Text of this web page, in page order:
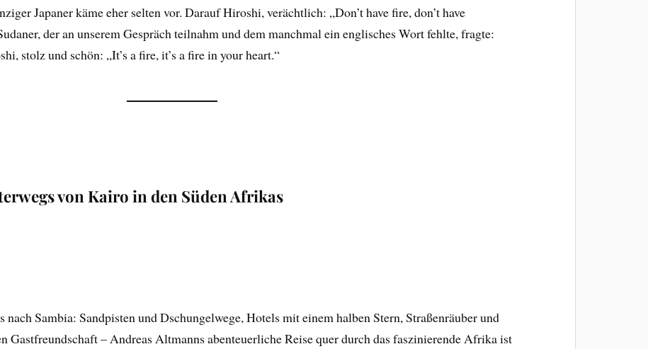
Japaner käme eher selten vor. Darauf Hiroshi, verächtlich: „Don’t have fire, don’t have
der an unserem Gespräch teilnahm und dem manchmal ein englisches Wort fehlte, fragte:
stolz und schön: „It’s a fire, it’s a fire in your heart.“
von Kairo in den Süden Afrikas
Sambia: Sandpisten und Dschungelwege, Hotels mit einem halben Stern, Straßenräuber und
Gastfreundschaft – Andreas Altmanns abenteuerliche Reise quer durch das faszinierende Afrika ist